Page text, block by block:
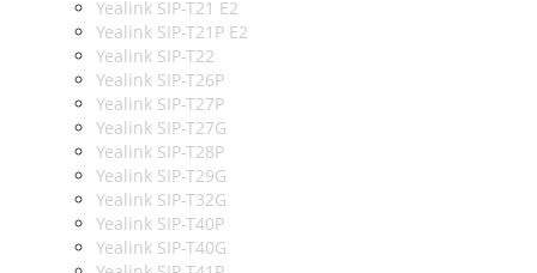
Yealink SIP-T21 E2
Yealink SIP-T21P E2
Yealink SIP-T22
Yealink SIP-T26P
Yealink SIP-T27P
Yealink SIP-T27G
Yealink SIP-T28P
Yealink SIP-T29G
Yealink SIP-T32G
Yealink SIP-T40P
Yealink SIP-T40G